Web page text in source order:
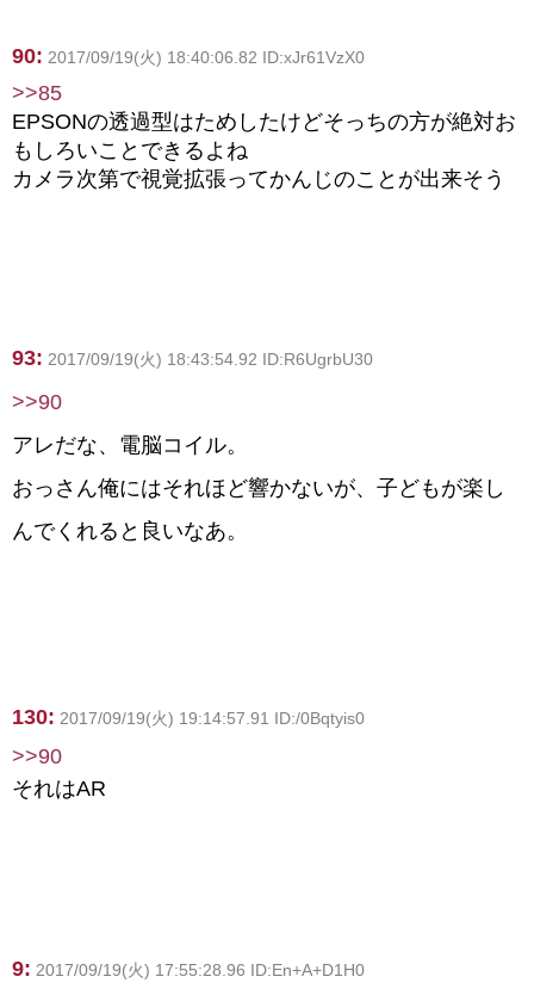
90: 2017/09/19(火) 18:40:06.82 ID:xJr61VzX0
>>85
EPSONの透過型はためしたけどそっちの方が絶対お
もしろいことできるよね
カメラ次第で視覚拡張ってかんじのことが出来そう
93: 2017/09/19(火) 18:43:54.92 ID:R6UgrbU30
>>90
アレだな、電脳コイル。
おっさん俺にはそれほど響かないが、子どもが楽し
んでくれると良いなあ。
130: 2017/09/19(火) 19:14:57.91 ID:/0Bqtyis0
>>90
それはAR
9: 2017/09/19(火) 17:55:28.96 ID:En+A+D1H0